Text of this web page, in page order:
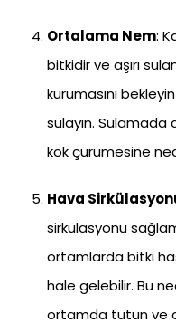
Ortalama Nem:
bitkidir ve aşırı
kurumasını
sulayın. Sulamada
kök çürümesine
Hava
sirkülasyonu
ortamlarda bitki
hale gelebilir. Bu
ortamda tutun ve